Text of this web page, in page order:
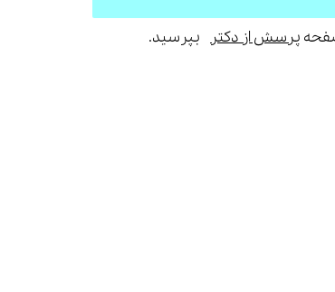
پرسش از دکتر بپرسید.